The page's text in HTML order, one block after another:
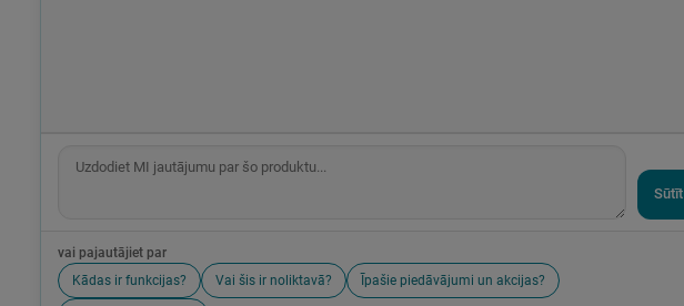
Sūtīt
vai pajautājiet par
Kādas ir funkcijas?
Vai šis ir noliktavā? Īpašie piedāvājumi un akcijas?